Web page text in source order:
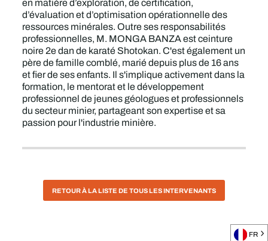
d’évaluation et d’optimisation opérationnelle des
ressources minérales. Outre ses responsabilités
professionnelles, M. MONGA BANZA est ceinture
noire 2e dan de karaté Shotokan. C'est également un
père de famille comblé, marié depuis plus de 16 ans
et fier de ses enfants. Il s'implique activement dans la
formation, le mentorat et le développement
professionnel de jeunes géologues et professionnels
du secteur minier, partageant son expertise et sa
passion pour l'industrie minière.
RETOUR À LA LISTE DE TOUS LES INTERVENANTS
FR